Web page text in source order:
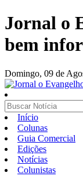
Jornal o
bem
Domingo, 09 de
Início
Colunas
Guia Comercial
Edições
Notícias
Colunistas